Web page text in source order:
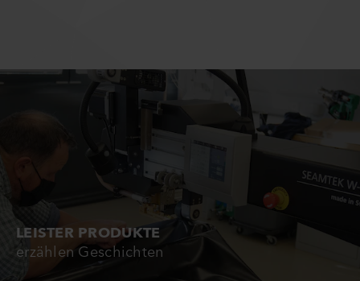
LEISTER PRODUKTE
erzählen Geschichten